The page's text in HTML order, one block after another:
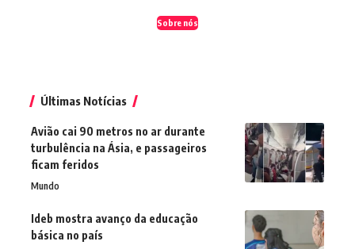
Sobre nós
Últimas Notícias
Avião cai 90 metros no ar durante
turbulência na Ásia, e passageiros
ficam feridos
Mundo
Ideb mostra avanço da educação
básica no país